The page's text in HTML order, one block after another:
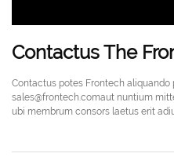
Contactus The
Contactus potes Frontech
sales@frontech.comaut nuntium
ubi membrum consors laetus erit